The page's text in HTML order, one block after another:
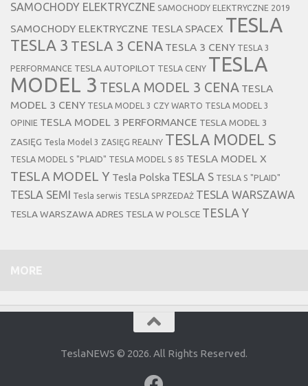
SAMOCHODY ELEKTRYCZNE SAMOCHODY ELEKTRYCZNE 2019
SAMOCHODY ELEKTRYCZNE TESLA SPACEX TESLA
TESLA 3 TESLA 3 CENA TESLA 3 CENY TESLA 3
PERFORMANCE TESLA AUTOPILOT TESLA CENY TESLA
MODEL 3 TESLA MODEL 3 CENA TESLA
MODEL 3 CENY TESLA MODEL 3 CZY WARTO TESLA MODEL 3
OPINIE TESLA MODEL 3 PERFORMANCE TESLA MODEL 3
ZASIĘG Tesla Model 3 ZASIĘG REALNY TESLA MODEL S
TESLA MODEL S "PLAID" TESLA MODEL S 85 TESLA MODEL X
TESLA MODEL Y Tesla Polska TESLA S TESLA S "PLAID"
TESLA SEMI Tesla serwis TESLA SPRZEDAŻ TESLA WARSZAWA
TESLA WARSZAWA ADRES TESLA W POLSCE TESLA Y
MORE
TeslaNEWS © 2026. All Rights Reserved.